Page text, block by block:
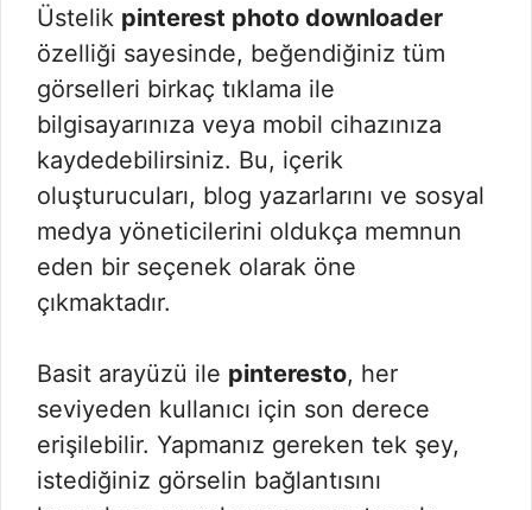
Üstelik pinterest photo downloader
özelliği sayesinde, beğendiğiniz tüm
görselleri birkaç tıklama ile
bilgisayarınıza veya mobil cihazınıza
kaydedebilirsiniz. Bu, içerik
oluşturucuları, blog yazarlarını ve sosyal
medya yöneticilerini oldukça memnun
eden bir seçenek olarak öne
çıkmaktadır.
Basit arayüzü ile pinteresto, her
seviyeden kullanıcı için son derece
erişilebilir. Yapmanız gereken tek şey,
istediğiniz görselin bağlantısını